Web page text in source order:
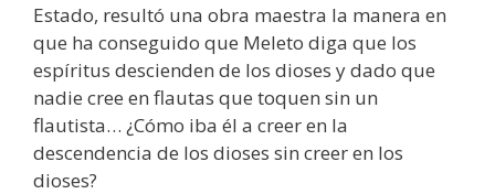
Estado, resultó una obra maestra la manera en
que ha conseguido que Meleto diga que los
espíritus descienden de los dioses y dado que
nadie cree en flautas que toquen sin un
flautista… ¿Cómo iba él a creer en la
descendencia de los dioses sin creer en los
dioses?